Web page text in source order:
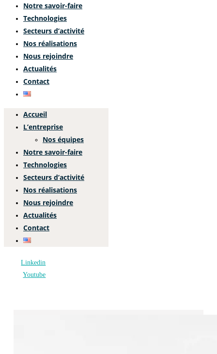
Notre savoir-faire
Technologies
Secteurs d’activité
Nos réalisations
Nous rejoindre
Actualités
Contact
Accueil
L’entreprise
Nos équipes
Notre savoir-faire
Technologies
Secteurs d’activité
Nos réalisations
Nous rejoindre
Actualités
Contact
Linkedin
Youtube